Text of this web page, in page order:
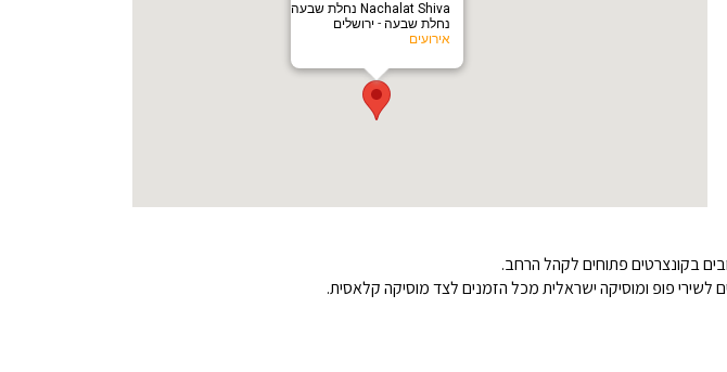
‎Nachalat Shiva נחלת שבעה
נחלת שבעה - ירושלים
אירועים
בקונצרטים פתוחים לקהל הרחב.
לשירי פופ ומוסיקה ישראלית מכל הזמנים לצד מוסיקה קלאסית.